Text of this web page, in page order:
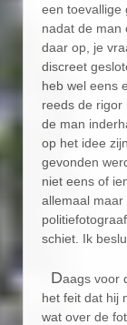
een toevallige
nadat de man
daar op, je
discreet
heb wel eens
reeds de rigor
de man
op het idee
gevonden
niet eens of
allemaal maar
schiet. Ik
Daags voor
het feit dat hij
wat over de